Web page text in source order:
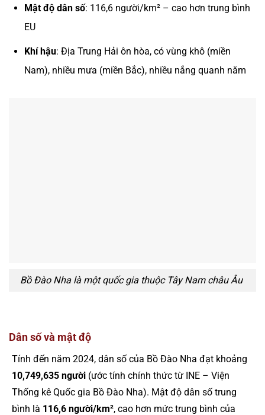
Mật độ dân số: 116,6 người/km² – cao hơn trung bình
EU
Khí hậu: Địa Trung Hải ôn hòa, có vùng khô (miền
Nam), nhiều mưa (miền Bắc), nhiều nắng quanh năm
Bồ Đào Nha là một quốc gia thuộc Tây Nam châu Âu
Dân số và mật độ
Tính đến năm 2024, dân số của Bồ Đào Nha đạt khoảng
10,749,635 người (ước tính chính thức từ INE – Viện
Thống kê Quốc gia Bồ Đào Nha). Mật độ dân số trung
bình là 116,6 người/km², cao hơn mức trung bình của